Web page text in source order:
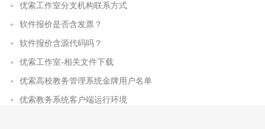
优索工作室分支机构联系方式
软件报价是否含发票？
软件报价含源代码吗？
优索工作室-相关文件下载
优索高校教务管理系统金牌用户名单
优索教务系统客户端运行环境